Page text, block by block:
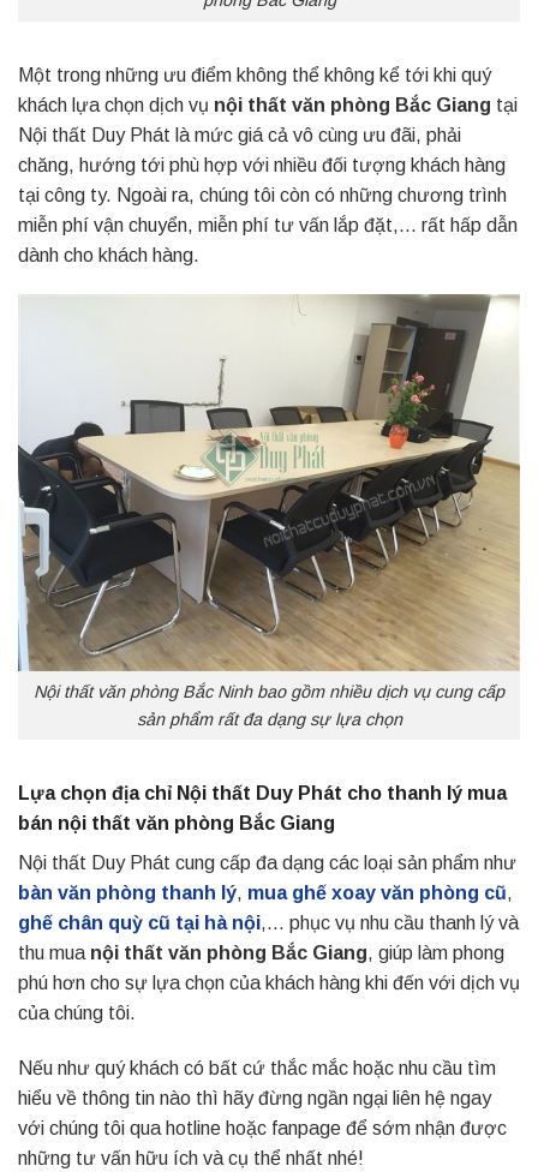
Một trong những ưu điểm không thể không kể tới khi quý
khách lựa chọn dịch vụ nội thất văn phòng Bắc Giang tại
Nội thất Duy Phát là mức giá cả vô cùng ưu đãi, phải
chăng, hướng tới phù hợp với nhiều đối tượng khách hàng
tại công ty. Ngoài ra, chúng tôi còn có những chương trình
miễn phí vận chuyển, miễn phí tư vấn lắp đặt,… rất hấp dẫn
dành cho khách hàng.
Nội thất văn phòng Bắc Ninh bao gồm nhiều dịch vụ cung cấp
sản phẩm rất đa dạng sự lựa chọn
Lựa chọn địa chỉ Nội thất Duy Phát cho thanh lý mua
bán nội thất văn phòng Bắc Giang
Nội thất Duy Phát cung cấp đa dạng các loại sản phẩm như
bàn văn phòng thanh lý, mua ghế xoay văn phòng cũ,
ghế chân quỳ cũ tại hà nội,… phục vụ nhu cầu thanh lý và
thu mua nội thất văn phòng Bắc Giang, giúp làm phong
phú hơn cho sự lựa chọn của khách hàng khi đến với dịch vụ
của chúng tôi.
Nếu như quý khách có bất cứ thắc mắc hoặc nhu cầu tìm
hiểu về thông tin nào thì hãy đừng ngần ngại liên hệ ngay
với chúng tôi qua hotline hoặc fanpage để sớm nhận được
những tư vấn hữu ích và cụ thể nhất nhé!